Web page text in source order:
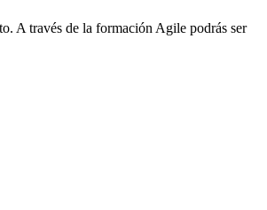
A través de la formación Agile podrás ser